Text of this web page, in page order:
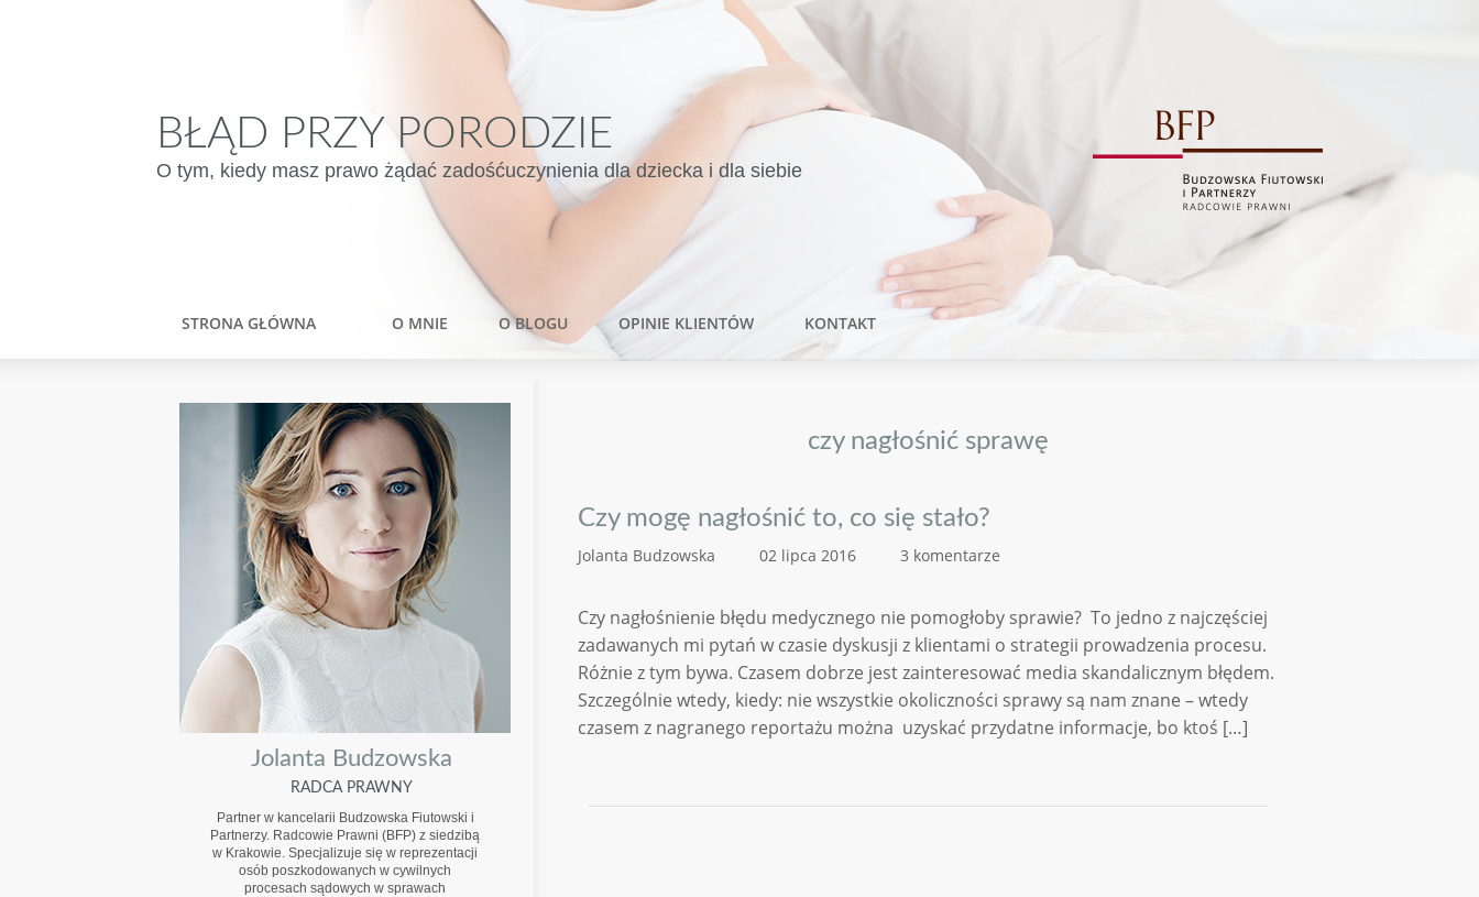
BŁĄD PRZY PORODZIE
O tym, kiedy masz prawo żądać zadośćuczynienia dla dziecka i dla siebie
STRONA GŁÓWNA O MNIE O BLOGU OPINIE KLIENTÓW KONTAKT
czy nagłośnić sprawę
Czy mogę nagłośnić to, co się stało?
Jolanta Budzowska 02 lipca 2016 3 komentarze
Czy nagłośnienie błędu medycznego nie pomogłoby sprawie? To jedno z najczęściej
zadawanych mi pytań w czasie dyskusji z klientami o strategii prowadzenia procesu.
Różnie z tym bywa. Czasem dobrze jest zainteresować media skandalicznym błędem.
Szczególnie wtedy, kiedy: nie wszystkie okoliczności sprawy są nam znane – wtedy
czasem z nagranego reportażu można uzyskać przydatne informacje, bo ktoś […]
Jolanta Budzowska
RADCA PRAWNY
Partner w kancelarii Budzowska Fiutowski i
Partnerzy. Radcowie Prawni (BFP) z siedzibą
w Krakowie. Specjalizuje się w reprezentacji
osób poszkodowanych w cywilnych
procesach sądowych w sprawach